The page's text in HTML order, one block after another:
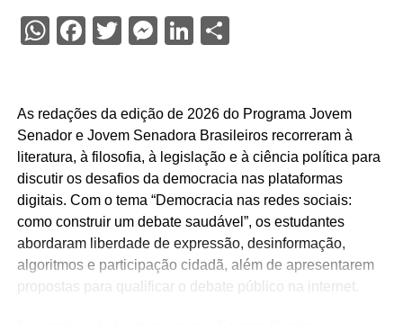
WhatsApp
Facebook
Twitter
Messenger
LinkedIn
Share
As redações da edição de 2026 do Programa Jovem
Senador e Jovem Senadora Brasileiros recorreram à
literatura, à filosofia, à legislação e à ciência política para
discutir os desafios da democracia nas plataformas
digitais. Com o tema “Democracia nas redes sociais:
como construir um debate saudável”, os estudantes
abordaram liberdade de expressão, desinformação,
algoritmos e participação cidadã, além de apresentarem
propostas para qualificar o debate público na internet.